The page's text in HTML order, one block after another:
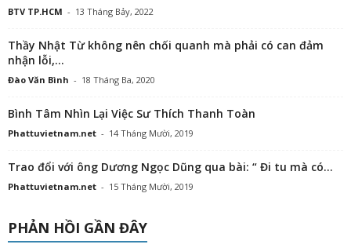
BTV TP.HCM - 13 Tháng Bảy, 2022
Thầy Nhật Từ không nên chối quanh mà phải có can đảm
nhận lỗi,...
Đào Văn Bình - 18 Tháng Ba, 2020
Bình Tâm Nhìn Lại Việc Sư Thích Thanh Toàn
Phattuvietnam.net - 14 Tháng Mười, 2019
Trao đổi với ông Dương Ngọc Dũng qua bài: “ Đi tu mà có...
Phattuvietnam.net - 15 Tháng Mười, 2019
PHẢN HỒI GẦN ĐÂY